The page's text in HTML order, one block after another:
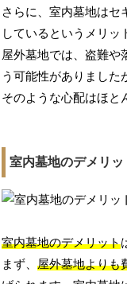
さらに、室内墓地はセ
しているというメリッ
屋外墓地では、盗難や
う可能性がありました
そのような心配はほと
室内墓地のデメリッ
室内墓地のデメリット
まず、屋外墓地よりも